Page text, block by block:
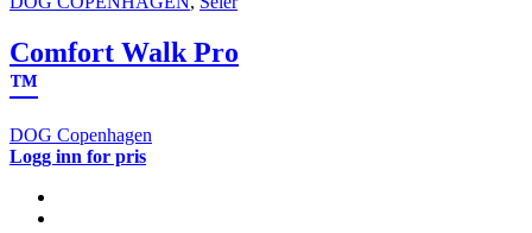
Comfort Walk Pro
™
DOG Copenhagen
Logg inn for pris